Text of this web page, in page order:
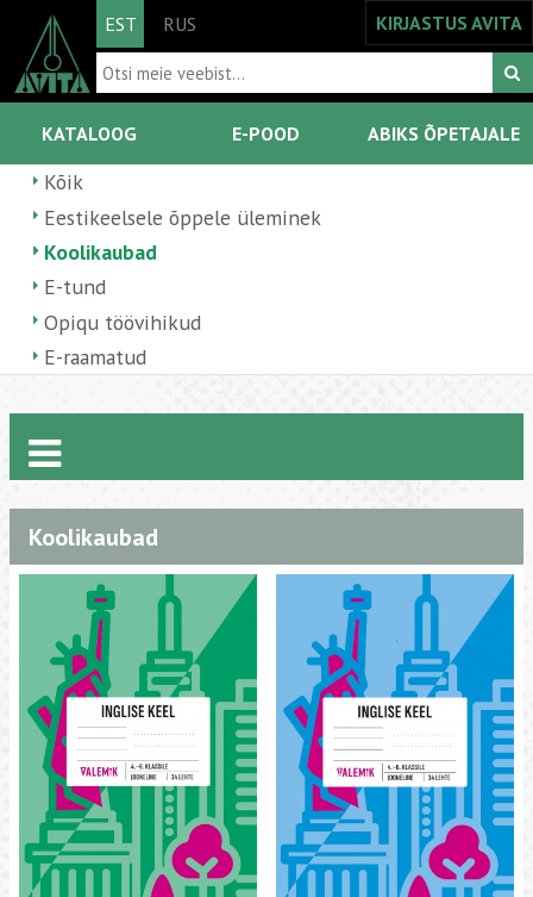
EST RUS KIRJASTUS AVITA
KATALOOG E-POOD ABIKS ÕPETAJALE
Kõik
Eestikeelsele õppele üleminek
Koolikaubad
E-tund
Opiqu töövihikud
E-raamatud
Koolikaubad